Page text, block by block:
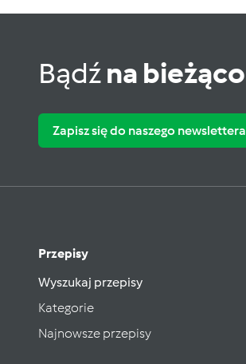
Bądźna bieżąco
Zapisz się do naszego newslettera
Przepisy
Wyszukaj przepisy
Kategorie
Najnowsze przepisy